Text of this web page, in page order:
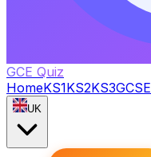
GCE Quiz
HomeKS1KS2KS3GCSE
UK